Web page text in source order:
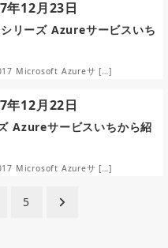
リーズ Azureサービスいち
Microsoft Azureサ […]
年12月23日
Azureサービスいちから紹
Microsoft Azureサ […]
年12月22日
5